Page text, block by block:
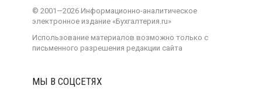
© 2001—2026 Информационно-аналитическое
электронное издание «Бухгалтерия.ru»
Использование материалов возможно только с
письменного разрешения редакции сайта
МЫ В СОЦСЕТЯХ